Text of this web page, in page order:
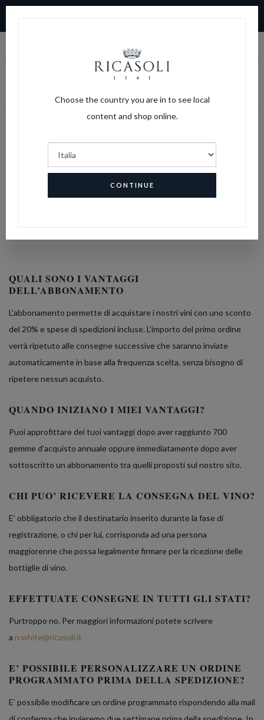
FAQs
DOMANDE FREQUENTI
QUALI SONO I VANTAGGI
DELL’ABBONAMENTO
L’abbonamento permette di acquistare i nostri vini con uno sconto
del 20% e spese di spedizioni incluse. L’importo del primo ordine
verrà ripetuto alle consegne successive che saranno inviate
automaticamente in base alla frequenza scelta, senza bisogno di
ripetere nessun acquisto.
QUANDO INIZIANO I MIEI VANTAGGI?
Puoi approfittare dei tuoi vantaggi dopo aver raggiunto 700
gemme d’acquisto annuale oppure immediatamente dopo aver
sottoscritto un abbonamento tra quelli proposti sul nostro sito.
CHI PUO’ RICEVERE LA CONSEGNA DEL VINO?
E’ obbligatorio che il destinatario inserito durante la fase di
registrazione, o chi per lui, corrisponda ad una persona
maggiorenne che possa legalmente firmare per la ricezione delle
bottiglie di vino.
EFFETTUATE CONSEGNE IN TUTTI GLI STATI?
Purtroppo no. Per maggiori informazioni potete scrivere
a n.white@ricasoli.it
E’ POSSIBILE PERSONALIZZARE UN ORDINE
PROGRAMMATO PRIMA DELLA SPEDIZIONE?
E’ possibile modificare un ordine programmato rispondendo alla mail
Choose the country you are in to see local
content and shop online.
CONTINUE